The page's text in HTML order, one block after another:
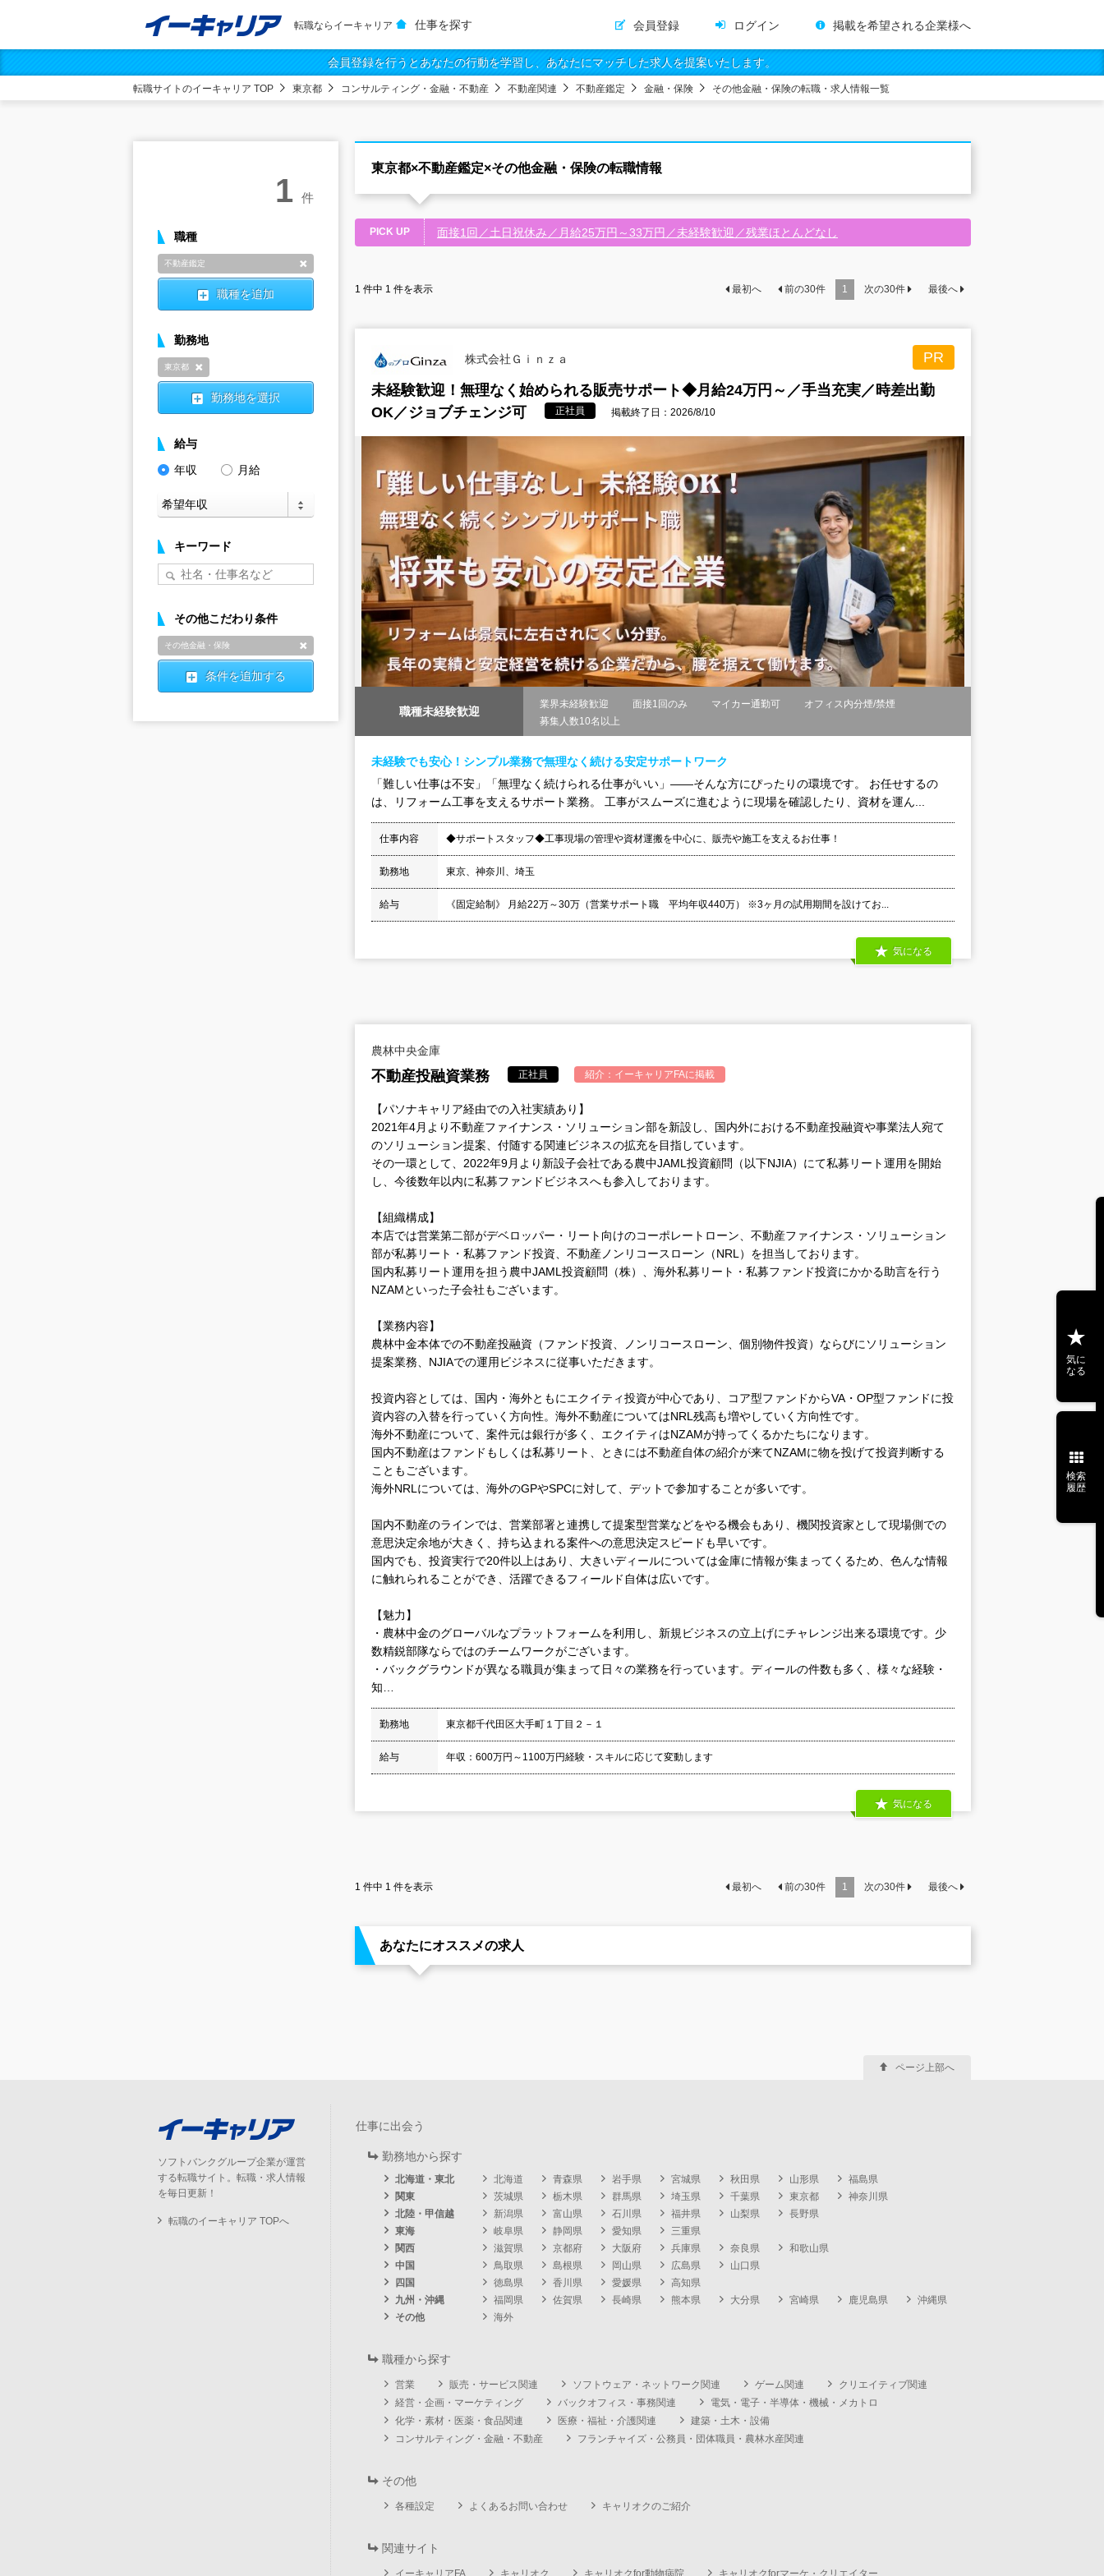
転職ならイーキャリア 仕事を探す 会員登録 ログイン 掲載を希望される企業様へ
会員登録を行うとあなたの行動を学習し、あなたにマッチした求人を提案いたします。
転職サイトのイーキャリア TOP 東京都 コンサルティング・金融・不動産 不動産関連 不動産鑑定 金融・保険 その他金融・保険の転職・求人情報一覧
東京都×不動産鑑定×その他金融・保険の転職情報
PICK UP 面接1回／土日祝休み／月給25万円～33万円／未経験歓迎／残業ほとんどなし
1 件中 1 件を表示 最初へ 前の30件 1 次の30件 最後へ
株式会社Ｇｉｎｚａ
PR
未経験歓迎！無理なく始められる販売サポート◆月給24万円～／手当充実／時差出勤
OK／ジョブチェンジ可
正社員 掲載終了日：2026/8/10
職種未経験歓迎
業界未経験歓迎 面接1回のみ マイカー通勤可
オフィス内分煙/禁煙
募集人数10名以上
未経験でも安心！シンプル業務で無理なく続ける安定サポートワーク
「難しい仕事は不安」「無理なく続けられる仕事がいい」——そんな方にぴったりの環境です。 お任せするの
は、リフォーム工事を支えるサポート業務。 工事がスムーズに進むように現場を確認したり、資材を運ん...
仕事内容 ◆サポートスタッフ◆工事現場の管理や資材運搬を中⼼に、販売や施⼯を⽀えるお仕事！
勤務地 東京、神奈川、埼玉
給与 《固定給制》 月給22万～30万（営業サポート職 平均年収440万） ※3ヶ⽉の試⽤期間を設けてお...
気になる
農林中央金庫
不動産投融資業務 正社員 紹介： イーキャリアFAに掲載
【パソナキャリア経由での入社実績あり】
2021年4月より不動産ファイナンス・ソリューション部を新設し、国内外における不動産投融資や事業法人宛て
のソリューション提案、付随する関連ビジネスの拡充を目指しています。
その一環として、2022年9月より新設子会社である農中JAML投資顧問（以下NJIA）にて私募リート運用を開始
し、今後数年以内に私募ファンドビジネスへも参入しております。
【組織構成】
本店では営業第二部がデベロッパー・リート向けのコーポレートローン、不動産ファイナンス・ソリューション
部が私募リート・私募ファンド投資、不動産ノンリコースローン（NRL）を担当しております。
国内私募リート運用を担う農中JAML投資顧問（株）、海外私募リート・私募ファンド投資にかかる助言を行う
NZAMといった子会社もございます。
【業務内容】
農林中金本体での不動産投融資（ファンド投資、ノンリコースローン、個別物件投資）ならびにソリューション
提案業務、NJIAでの運用ビジネスに従事いただきます。
投資内容としては、国内・海外ともにエクイティ投資が中心であり、コア型ファンドからVA・OP型ファンドに投
資内容の入替を行っていく方向性。海外不動産についてはNRL残高も増やしていく方向性です。
海外不動産について、案件元は銀行が多く、エクイティはNZAMが持ってくるかたちになります。
国内不動産はファンドもしくは私募リート、ときには不動産自体の紹介が来てNZAMに物を投げて投資判断する
こともございます。
海外NRLについては、海外のGPやSPCに対して、デットで参加することが多いです。
国内不動産のラインでは、営業部署と連携して提案型営業などをやる機会もあり、機関投資家として現場側での
意思決定余地が大きく、持ち込まれる案件への意思決定スピードも早いです。
国内でも、投資実行で20件以上はあり、大きいディールについては金庫に情報が集まってくるため、色んな情報
に触れられることができ、活躍できるフィールド自体は広いです。
【魅力】
・農林中金のグローバルなプラットフォームを利用し、新規ビジネスの立上げにチャレンジ出来る環境です。少
数精鋭部隊ならではのチームワークがございます。
・バックグラウンドが異なる職員が集まって日々の業務を行っています。ディールの件数も多く、様々な経験・
知…
勤務地 東京都千代田区大手町１丁目２－１
給与 年収：600万円～1100万円経験・スキルに応じて変動します
気になる
1 件中 1 件を表示 最初へ 前の30件 1 次の30件 最後へ
あなたにオススメの求人
1 件
職種
不動産鑑定
職種を追加
勤務地
東京都
勤務地を選択
給与
年収
月給
キーワード
その他こだわり条件
その他金融・保険
条件を追加する
気に
なる
検索
履歴
ソフトバンクグループ企業が運営
する転職サイト。転職・求人情報
を毎日更新！
転職のイーキャリア TOPへ
仕事に出会う
勤務地から探す
北海道・東北 北海道 青森県 岩手県 宮城県 秋田県 山形県
福島県
関東
茨城県 栃木県 群馬県 埼玉県 千葉県 東京都
神奈川県
北陸・甲信越
新潟県 富山県 石川県 福井県 山梨県
長野県
東海
岐阜県 静岡県 愛知県
三重県
関西
滋賀県 京都府 大阪府 兵庫県 奈良県
和歌山県
中国
鳥取県 島根県 岡山県 広島県
山口県
四国
徳島県 香川県 愛媛県
高知県
九州・沖縄
福岡県 佐賀県 長崎県 熊本県 大分県 宮崎県 鹿児島県
沖縄県
その他
海外
職種から探す
営業 販売・サービス関連 ソフトウェア・ネットワーク関連 ゲーム関連
クリエイティブ関連
経営・企画・マーケティング
バックオフィス・事務関連
電気・電子・半導体・機械・メカトロ
化学・素材・医薬・食品関連
医療・福祉・介護関連
建築・土木・設備
コンサルティング・金融・不動産
フランチャイズ・公務員・団体職員・農林水産関連
その他
各種設定 よくあるお問い合わせ キャリオクのご紹介
関連サイト
ページ上部へ